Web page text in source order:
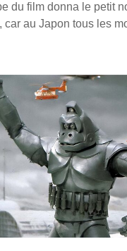
du film donna le petit
car au Japon tous les